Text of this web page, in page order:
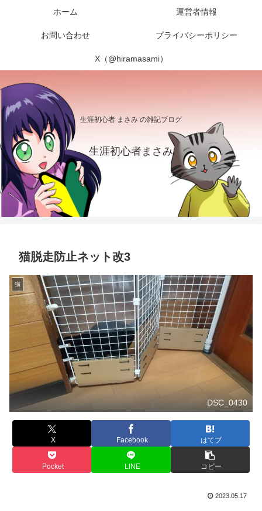
生涯初心者 まさみ の雑記ブログ
生涯初心者まさみ
ホーム 運営者情報
お問い合わせ プライバシーポリシー
X（@hiramasami）
猫脱走防止ネット改3
猫
DSC_0430
X Facebook はてブ
Pocket LINE コピー
2023.05.17